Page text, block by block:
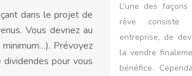
dans le projet de
Vous devriez au
Prévoyez
pour vous
L’une des
rêve
entreprise, de
la vendre
bénéfice.